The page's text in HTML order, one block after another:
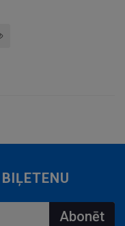
Abonēt